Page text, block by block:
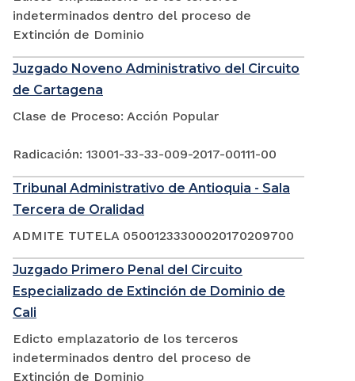
indeterminados dentro del proceso de
Extinción de Dominio
Juzgado Noveno Administrativo del Circuito
de Cartagena
Clase de Proceso: Acción Popular
Radicación: 13001-33-33-009-2017-00111-00
Tribunal Administrativo de Antioquia - Sala
Tercera de Oralidad
ADMITE TUTELA 05001233300020170209700
Juzgado Primero Penal del Circuito
Especializado de Extinción de Dominio de
Cali
Edicto emplazatorio de los terceros
indeterminados dentro del proceso de
Extinción de Dominio